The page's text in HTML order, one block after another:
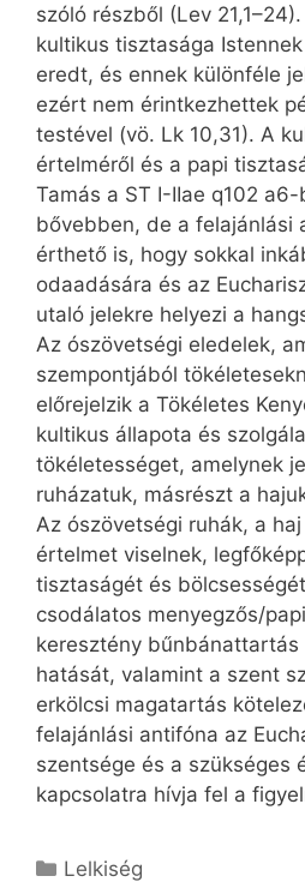
szóló részből (Lev
kultikus tisztasága
eredt, és ennek különféle
ezért nem érintkezhettek
testével (vö. Lk 10,31). A
értelméről és a papi
Tamás a ST I-IIae q102
bővebben, de a felajánlási
érthető is, hogy sokkal
odaadására és az
utaló jelekre helyezi a
Az ószövetségi eledelek,
szempontjából
előrejelzik a Tökéletes
kultikus állapota és
tökéletességet, amelynek
ruházatuk, másrészt a
Az ószövetségi ruhák, a
értelmet viselnek,
tisztaságét és
csodálatos menyegzős/
keresztény bűnbánattartás
hatását, valamint a szent
erkölcsi magatartás
felajánlási antifóna az
szentsége és a szükséges
kapcsolatra hívja fel a
Kategória
Lelkiség